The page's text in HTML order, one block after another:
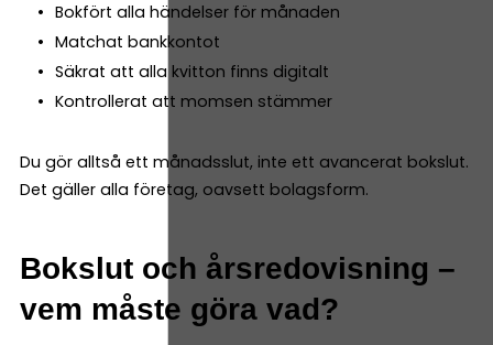
Bokfört alla händelser för månaden
Matchat bankkontot
Säkrat att alla kvitton finns digitalt
Kontrollerat att momsen stämmer
Du gör alltså ett månadsslut, inte ett avancerat bokslut.
Det gäller alla företag, oavsett bolagsform.
Bokslut och årsredovisning –
vem måste göra vad?